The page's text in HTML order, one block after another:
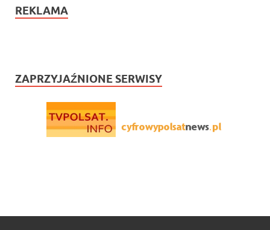
REKLAMA
ZAPRZYJAŹNIONE SERWISY